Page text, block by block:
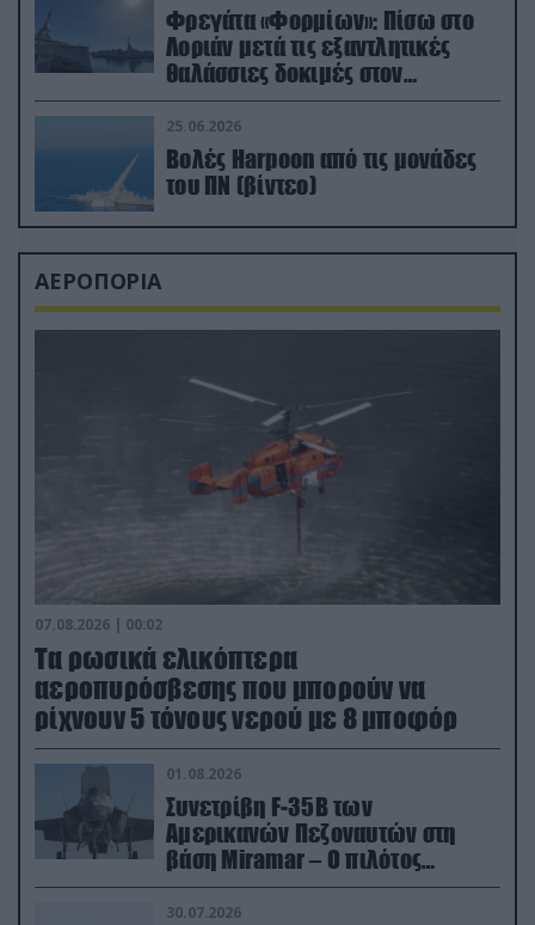
Φρεγάτα «Φορμίων»: Πίσω στο
Λοριάν μετά τις εξαντλητικές
θαλάσσιες δοκιμές στον
απαιτητικό Βισκαϊκό
25.06.2026
Βολές Harpoon από τις μονάδες
του ΠΝ (βίντεο)
ΑΕΡΟΠΟΡΙΑ
07.08.2026 | 00:02
Τα ρωσικά ελικόπτερα
αεροπυρόσβεσης που μπορούν να
ρίχνουν 5 τόνους νερού με 8 μποφόρ
01.08.2026
Συνετρίβη F-35B των
Αμερικανών Πεζοναυτών στη
βάση Miramar – Ο πιλότος
εκτινάχθηκε εγκαίρως
30.07.2026